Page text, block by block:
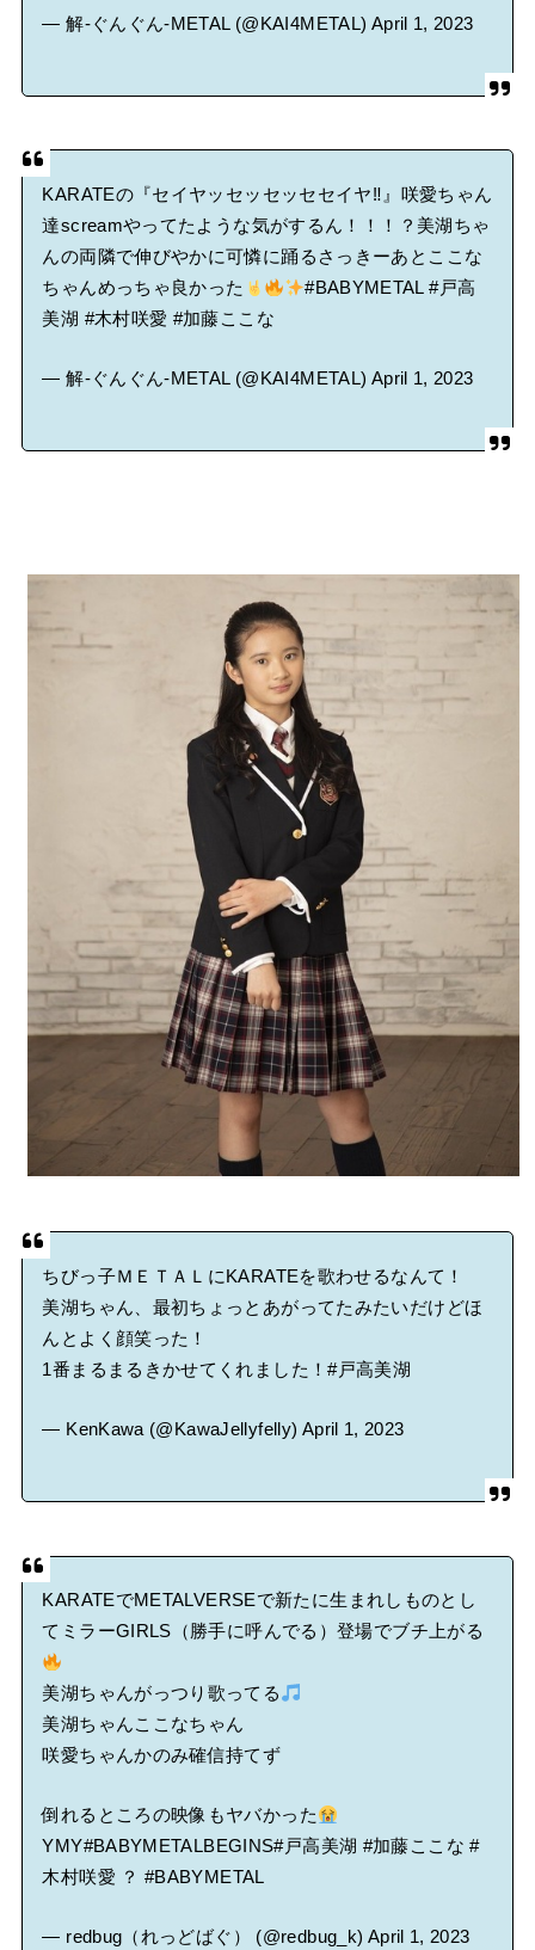
— 解-ぐんぐん-METAL (@KAI4METAL) April 1, 2023
KARATEの『セイヤッセッセッセセイヤ‼︎』咲愛ちゃん
達screamやってたような気がするん！！！？美湖ちゃ
んの両隣で伸びやかに可憐に踊るさっきーあとここな
ちゃんめっちゃ良かった
#BABYMETAL #戸高
美湖 #木村咲愛 #加藤ここな
— 解-ぐんぐん-METAL (@KAI4METAL) April 1, 2023
ちびっ子ＭＥＴＡＬにKARATEを歌わせるなんて！
美湖ちゃん、最初ちょっとあがってたみたいだけどほ
んとよく顔笑った！
1番まるまるきかせてくれました！#戸高美湖
— KenKawa (@KawaJellyfelly) April 1, 2023
KARATEでMETALVERSEで新たに生まれしものとし
てミラーGIRLS（勝手に呼んでる）登場でブチ上がる
美湖ちゃんがっつり歌ってる
美湖ちゃんここなちゃん
咲愛ちゃんかのみ確信持てず
倒れるところの映像もヤバかった
YMY#BABYMETALBEGINS#戸高美湖 #加藤ここな #
木村咲愛 ？ #BABYMETAL
— redbug（れっどばぐ） (@redbug_k) April 1, 2023